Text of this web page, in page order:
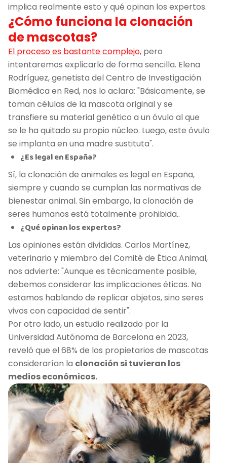
implica realmente esto y qué opinan los expertos.
¿Cómo funciona la clonación
de mascotas?
El proceso es bastante complejo, pero
intentaremos explicarlo de forma sencilla. Elena
Rodríguez, genetista del Centro de Investigación
Biomédica en Red, nos lo aclara: "Básicamente, se
toman células de la mascota original y se
transfiere su material genético a un óvulo al que
se le ha quitado su propio núcleo. Luego, este óvulo
se implanta en una madre sustituta".
¿Es legal en España?
Sí, la clonación de animales es legal en España,
siempre y cuando se cumplan las normativas de
bienestar animal. Sin embargo, la clonación de
seres humanos está totalmente prohibida..
¿Qué opinan los expertos?
Las opiniones están divididas. Carlos Martínez,
veterinario y miembro del Comité de Ética Animal,
nos advierte: "Aunque es técnicamente posible,
debemos considerar las implicaciones éticas. No
estamos hablando de replicar objetos, sino seres
vivos con capacidad de sentir".
Por otro lado, un estudio realizado por la
Universidad Autónoma de Barcelona en 2023,
reveló que el 68% de los propietarios de mascotas
considerarían la clonación si tuvieran los
medios económicos.